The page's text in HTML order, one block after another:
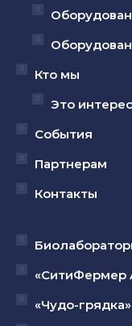
Кто мы
Это
События
Партнерам
Контакты
«СитиФермер
«Чудо-грядка»